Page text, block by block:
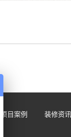
项目案例 装修资讯